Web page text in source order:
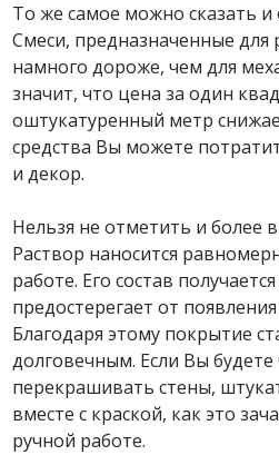
То же самое можно сказать и
Смеси, предназначенные для
намного дороже, чем для
значит, что цена за один
оштукатуренный метр
средства Вы можете
и декор.
Нельзя не отметить и более
Раствор наносится
работе. Его состав
предостерегает от
Благодаря этому покрытие
долговечным. Если Вы будете
перекрашивать стены,
вместе с краской, как это
ручной работе.